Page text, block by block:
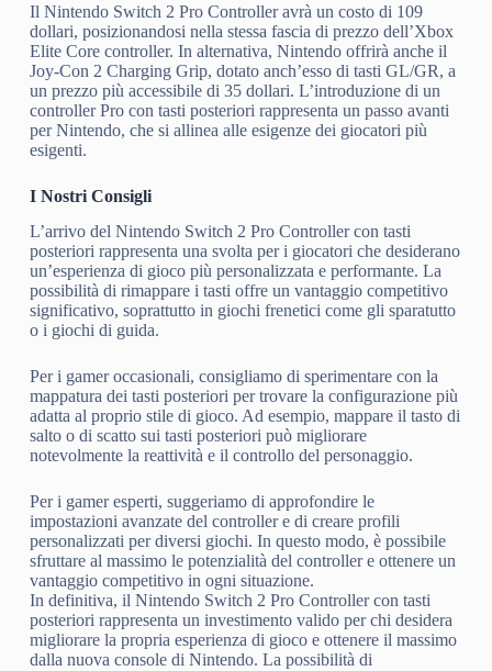
Il Nintendo Switch 2 Pro Controller avrà un costo di 109
dollari, posizionandosi nella stessa fascia di prezzo dell’Xbox
Elite Core controller. In alternativa, Nintendo offrirà anche il
Joy-Con 2 Charging Grip, dotato anch’esso di tasti GL/GR, a
un prezzo più accessibile di 35 dollari. L’introduzione di un
controller Pro con tasti posteriori rappresenta un passo avanti
per Nintendo, che si allinea alle esigenze dei giocatori più
esigenti.
I Nostri Consigli
L’arrivo del Nintendo Switch 2 Pro Controller con tasti
posteriori rappresenta una svolta per i giocatori che desiderano
un’esperienza di gioco più personalizzata e performante. La
possibilità di rimappare i tasti offre un vantaggio competitivo
significativo, soprattutto in giochi frenetici come gli sparatutto
o i giochi di guida.
Per i gamer occasionali, consigliamo di sperimentare con la
mappatura dei tasti posteriori per trovare la configurazione più
adatta al proprio stile di gioco. Ad esempio, mappare il tasto di
salto o di scatto sui tasti posteriori può migliorare
notevolmente la reattività e il controllo del personaggio.
Per i gamer esperti, suggeriamo di approfondire le
impostazioni avanzate del controller e di creare profili
personalizzati per diversi giochi. In questo modo, è possibile
sfruttare al massimo le potenzialità del controller e ottenere un
vantaggio competitivo in ogni situazione.
In definitiva, il Nintendo Switch 2 Pro Controller con tasti
posteriori rappresenta un investimento valido per chi desidera
migliorare la propria esperienza di gioco e ottenere il massimo
dalla nuova console di Nintendo. La possibilità di